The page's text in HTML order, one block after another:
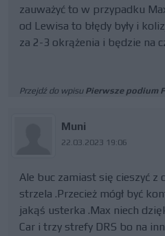
zauważyć to w przypadku
od Lewisa to błędy były i
za 2-3 okrążenia i będzie na
Przejdź do wpisu Pierwsze podium
Muni
22.03.2023 19:06
Ale buc zamiast się cieszyć z
strzela .Przecież mógł być
jakąś usterka .Max niech
Car i trzy strefy DRS bo na